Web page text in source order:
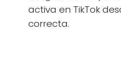
activa en TikTok
correcta.